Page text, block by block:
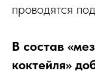
проводятся
В состав
коктейля»